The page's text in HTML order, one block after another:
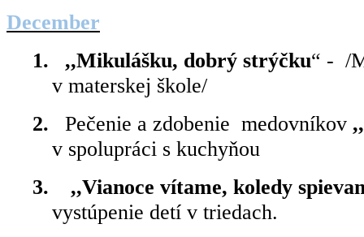
December
1.
,,Mikulášku, dobrý strýčku“ - /
v materskej škole/
2.
Pečenie a zdobenie medovníkov
v spolupráci s kuchyňou
3.
,,Vianoce vítame, koledy
vystúpenie detí v triedach.